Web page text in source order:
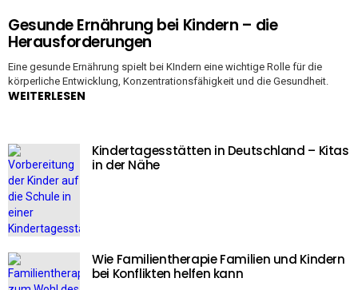
Gesunde Ernährung bei Kindern – die
Herausforderungen
Eine gesunde Ernährung spielt bei KIndern eine wichtige Rolle für die
körperliche Entwicklung, Konzentrationsfähigkeit und die Gesundheit.
WEITERLESEN
Kindertagesstätten in Deutschland – Kitas
in der Nähe
Wie Familientherapie Familien und Kindern
bei Konflikten helfen kann